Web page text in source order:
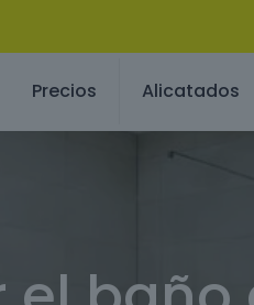
Precios Alicatados